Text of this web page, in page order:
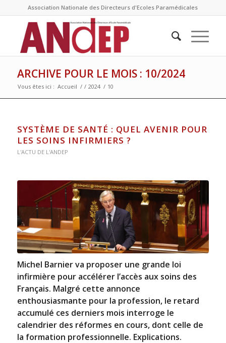
Association Nationale des Directeurs d'Ecoles Paramédicales
ARCHIVE POUR LE MOIS : 10/2024
Vous êtes ici : Accueil / / 2024 / 10
SYSTÈME DE SANTÉ : QUEL AVENIR POUR
LES SOINS INFIRMIERS ?
L'ACTU DE L'ANDEP
Michel Barnier va proposer une grande loi
infirmière pour accélérer l’accès aux soins des
Français. Malgré cette annonce
enthousiasmante pour la profession, le retard
accumulé ces derniers mois interroge le
calendrier des réformes en cours, dont celle de
la formation professionnelle. Explications.